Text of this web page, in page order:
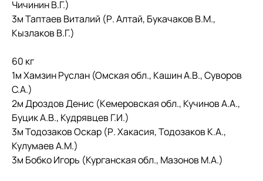
Чичинин В.Г.)
3м Таптаев Виталий (Р. Алтай, Букачаков В.М.,
Кызлаков В.Г.)
60 кг
1м Хамзин Руслан (Омская обл., Кашин А.В., Суворов
С.А.)
2м Дроздов Денис (Кемеровская обл., Кучинов А.А.,
Буцик А.В., Кудрявцев Г.И.)
3м Тодозаков Оскар (Р. Хакасия, Тодозаков К.А.,
Кулумаев А.М.)
3м Бобко Игорь (Курганская обл., Мазонов М.А.)